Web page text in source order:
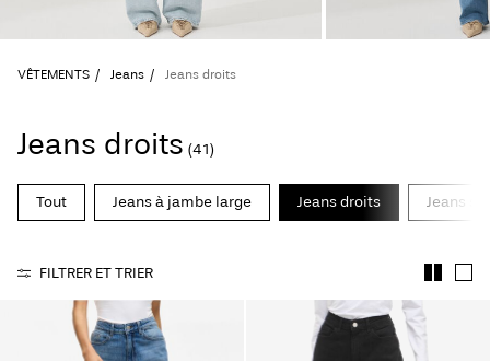
?
nous
Belgique
VÊTEMENTS Jeans Jeans droits
Jeans droits (41)
Tout Jeans à jambe large Jeans droits Jeans
FILTRER ET TRIER